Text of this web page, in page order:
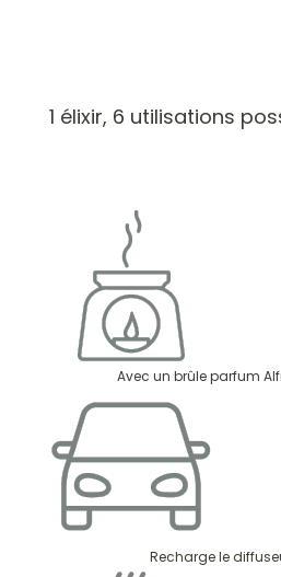
1 élixir, 6 utilisations
Avec un brûle parfum
Recharge le